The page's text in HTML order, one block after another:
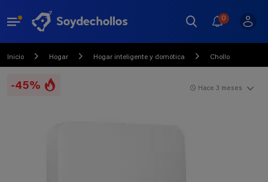
0
Inicio Hogar Hogar inteligente y domótica Chollo
-45% Hace 3 meses